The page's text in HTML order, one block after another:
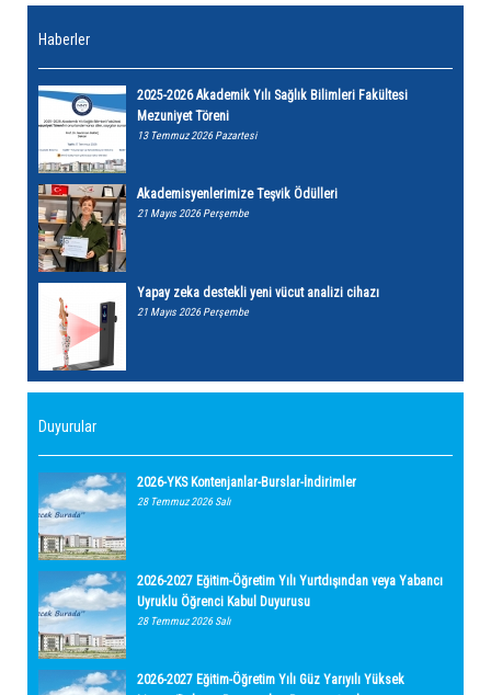
Haberler
2025-2026 Akademik Yılı Sağlık Bilimleri Fakültesi
Mezuniyet Töreni
13 Temmuz 2026 Pazartesi
Akademisyenlerimize Teşvik Ödülleri
21 Mayıs 2026 Perşembe
Yapay zeka destekli yeni vücut analizi cihazı
21 Mayıs 2026 Perşembe
Duyurular
2026-YKS Kontenjanlar-Burslar-İndirimler
28 Temmuz 2026 Salı
2026-2027 Eğitim-Öğretim Yılı Yurtdışından veya Yabancı
Uyruklu Öğrenci Kabul Duyurusu
28 Temmuz 2026 Salı
2026-2027 Eğitim-Öğretim Yılı Güz Yarıyılı Yüksek